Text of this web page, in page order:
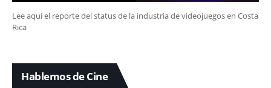
Lee aquí el reporte del status de la industria de videojuegos en Costa
Rica
Hablemos de Cine